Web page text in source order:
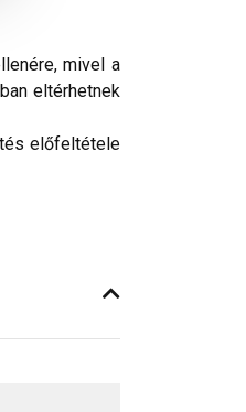
mivel a
eltérhetnek
előfeltétele